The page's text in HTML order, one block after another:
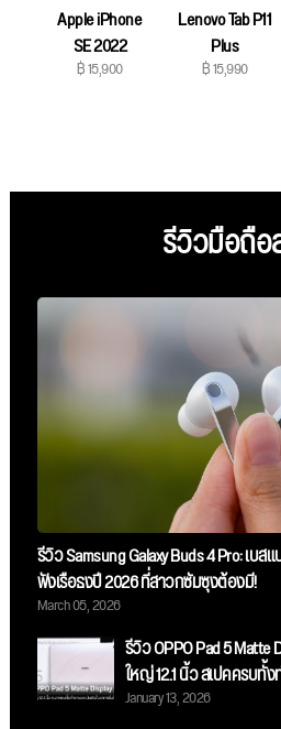
Apple iPhone
SE 2022
฿ 15,900
Lenovo Tab P11
Plus
฿ 15,990
รีวิวมือถื
รีวิว Samsung Galaxy Buds 4 Pro: เบ
ฟังเรือธงปี 2026 ที่สาวกซัมซุงต้องมี!
March 05, 2026
รีวิว OPPO Pad 5 Matte
ใหญ่ 12.1 นิ้ว สเปคครบทั้
ต้น 13,999 บาท
January 13, 2026